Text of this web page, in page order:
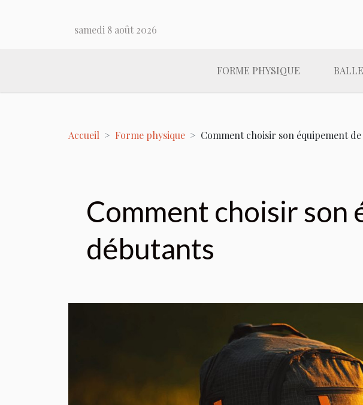
samedi 8 août 2026
FORME PHYSIQUE
Accueil Forme physique Comment choisir son équipement
Comment choisir
débutants